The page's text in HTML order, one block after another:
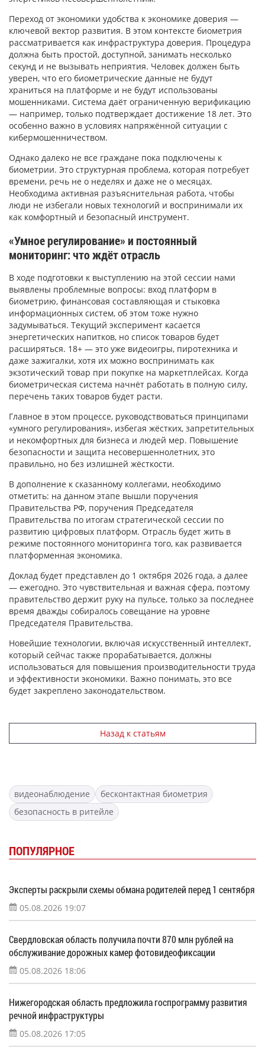
Переход от экономики удобства к экономике доверия —
ключевой вектор развития. В этом контексте биометрия
рассматривается как инфраструктура доверия. Процедура
должна быть простой, доступной, занимать несколько
секунд и не вызывать неприятия. Человек должен быть
уверен, что его биометрические данные не будут
храниться на платформе и не будут использованы
мошенниками. Система даёт ограниченную верификацию
— например, только подтверждает достижение 18 лет. Это
особенно важно в условиях напряжённой ситуации с
кибермошенничеством.
Однако далеко не все граждане пока подключены к
биометрии. Это структурная проблема, которая потребует
времени, речь не о неделях и даже не о месяцах.
Необходима активная разъяснительная работа, чтобы
люди не избегали новых технологий и воспринимали их
как комфортный и безопасный инструмент.
«Умное регулирование» и постоянный
мониторинг: что ждёт отрасль
В ходе подготовки к выступлению на этой сессии нами
выявлены проблемные вопросы: вход платформ в
биометрию, финансовая составляющая и стыковка
информационных систем, об этом тоже нужно
задумываться. Текущий эксперимент касается
энергетических напитков, но список товаров будет
расширяться. 18+ — это уже видеоигры, пиротехника и
даже зажигалки, хотя их можно воспринимать как
экзотический товар при покупке на маркетплейсах. Когда
биометрическая система начнёт работать в полную силу,
перечень таких товаров будет расти.
Главное в этом процессе, руководствоваться принципами
«умного регулирования», избегая жёстких, запретительных
и некомфортных для бизнеса и людей мер. Повышение
безопасности и защита несовершеннолетних, это
правильно, но без излишней жёсткости.
В дополнение к сказанному коллегами, необходимо
отметить: на данном этапе вышли поручения
Правительства РФ, поручения Председателя
Правительства по итогам стратегической сессии по
развитию цифровых платформ. Отрасль будет жить в
режиме постоянного мониторинга того, как развивается
платформенная экономика.
Доклад будет представлен до 1 октября 2026 года, а далее
— ежегодно. Это чувствительная и важная сфера, поэтому
правительство держит руку на пульсе, только за последнее
время дважды собиралось совещание на уровне
Председателя Правительства.
Новейшие технологии, включая искусственный интеллект,
который сейчас также прорабатывается, должны
использоваться для повышения производительности труда
и эффективности экономики. Важно понимать, это все
будет закреплено законодательством.
Назад к статьям
видеонаблюдение
бесконтактная биометрия
безопасность в ритейле
ПОПУЛЯРНОЕ
Эксперты раскрыли схемы обмана родителей перед 1 сентября
05.08.2026 19:07
Свердловская область получила почти 870 млн рублей на
обслуживание дорожных камер фотовидеофиксации
05.08.2026 18:06
Нижегородская область предложила госпрограмму развития
речной инфраструктуры
05.08.2026 17:05